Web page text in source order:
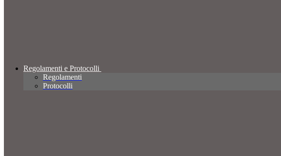
Regolamenti e Protocolli
Regolamenti
Protocolli